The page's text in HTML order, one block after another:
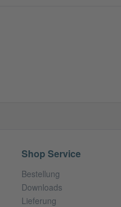
Shop Service
Bestellung
Downloads
Lieferung